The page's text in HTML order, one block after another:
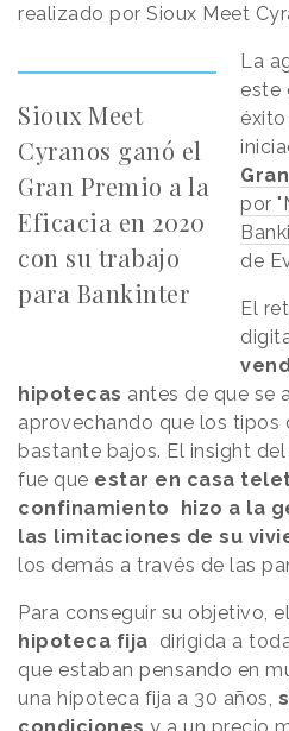
realizado por Sioux Meet
Sioux Meet
Cyranos ganó el
Gran Premio a la
Eficacia en 2020
con su trabajo
para Bankinter
La
este
por
de
El
hipotecas antes de que se
aprovechando que los tipos
bastante bajos. El insight
fue que estar en casa
confinamiento hizo a la
las limitaciones de su
los demás a través de las
Para conseguir su objetivo,
hipoteca fija dirigida a
que estaban pensando en
una hipoteca fija a 30 años,